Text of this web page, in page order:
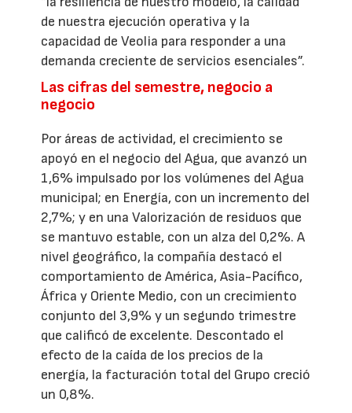
de nuestra ejecución operativa y la
capacidad de Veolia para responder a una
demanda creciente de servicios esenciales”.
Las cifras del semestre, negocio a
negocio
Por áreas de actividad, el crecimiento se
apoyó en el negocio del Agua, que avanzó un
1,6% impulsado por los volúmenes del Agua
municipal; en Energía, con un incremento del
2,7%; y en una Valorización de residuos que
se mantuvo estable, con un alza del 0,2%. A
nivel geográfico, la compañía destacó el
comportamiento de América, Asia-Pacífico,
África y Oriente Medio, con un crecimiento
conjunto del 3,9% y un segundo trimestre
que calificó de excelente. Descontado el
efecto de la caída de los precios de la
energía, la facturación total del Grupo creció
un 0,8%.